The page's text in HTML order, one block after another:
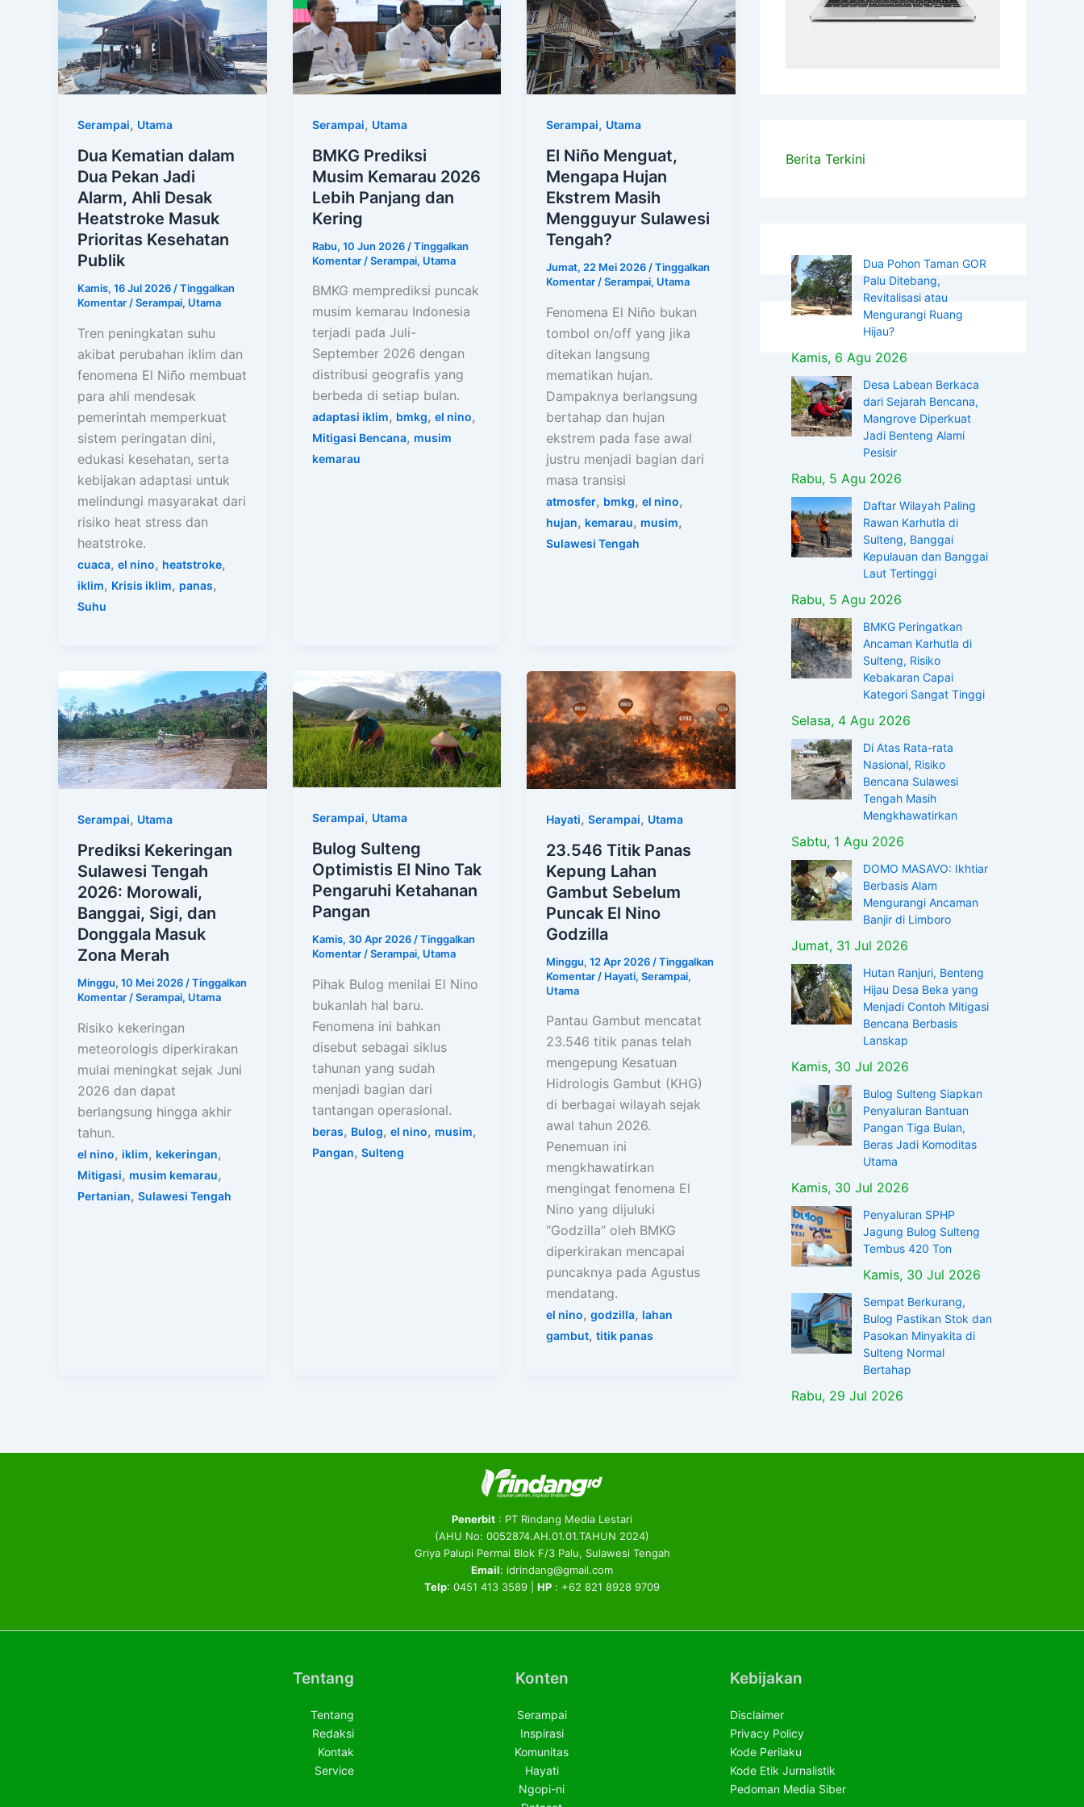
Serampai, Utama
Dua Kematian dalam
Dua Pekan Jadi
Alarm, Ahli Desak
Heatstroke Masuk
Prioritas Kesehatan
Publik
Kamis, 16 Jul 2026 /Tinggalkan
Komentar /Serampai, Utama
Tren peningkatan suhu
akibat perubahan iklim dan
fenomena El Niño membuat
para ahli mendesak
pemerintah memperkuat
sistem peringatan dini,
edukasi kesehatan, serta
kebijakan adaptasi untuk
melindungi masyarakat dari
risiko heat stress dan
heatstroke.
cuaca, el nino, heatstroke,
iklim, Krisis iklim, panas,
Suhu
Serampai, Utama
BMKG Prediksi
Musim Kemarau 2026
Lebih Panjang dan
Kering
Rabu, 10 Jun 2026 /Tinggalkan
Komentar /Serampai, Utama
BMKG memprediksi puncak
musim kemarau Indonesia
terjadi pada Juli-
September 2026 dengan
distribusi geografis yang
berbeda di setiap bulan.
adaptasi iklim, bmkg, el nino,
Mitigasi Bencana, musim
kemarau
Serampai, Utama
El Niño Menguat,
Mengapa Hujan
Ekstrem Masih
Mengguyur Sulawesi
Tengah?
Jumat, 22 Mei 2026 /Tinggalkan
Komentar /Serampai, Utama
Fenomena El Niño bukan
tombol on/off yang jika
ditekan langsung
mematikan hujan.
Dampaknya berlangsung
bertahap dan hujan
ekstrem pada fase awal
justru menjadi bagian dari
masa transisi
atmosfer, bmkg,el nino,
hujan, kemarau, musim,
Sulawesi Tengah
Serampai, Utama
Prediksi Kekeringan
Sulawesi Tengah
2026: Morowali,
Banggai, Sigi, dan
Donggala Masuk
Zona Merah
Minggu, 10 Mei 2026 /Tinggalkan
Komentar /Serampai, Utama
Risiko kekeringan
meteorologis diperkirakan
mulai meningkat sejak Juni
2026 dan dapat
berlangsung hingga akhir
tahun.
el nino, iklim, kekeringan,
Mitigasi, musim kemarau,
Pertanian, Sulawesi Tengah
Serampai, Utama
Bulog Sulteng
Optimistis El Nino Tak
Pengaruhi Ketahanan
Pangan
Kamis, 30 Apr 2026 /Tinggalkan
Komentar /Serampai, Utama
Pihak Bulog menilai El Nino
bukanlah hal baru.
Fenomena ini bahkan
disebut sebagai siklus
tahunan yang sudah
menjadi bagian dari
tantangan operasional.
beras, Bulog, el nino, musim,
Pangan, Sulteng
Hayati,Serampai, Utama
23.546 Titik Panas
Kepung Lahan
Gambut Sebelum
Puncak El Nino
Godzilla
Minggu, 12 Apr 2026 /Tinggalkan
Komentar / Hayati,Serampai,
Utama
Pantau Gambut mencatat
23.546 titik panas telah
mengepung Kesatuan
Hidrologis Gambut (KHG)
di berbagai wilayah sejak
awal tahun 2026.
Penemuan ini
mengkhawatirkan
mengingat fenomena El
Nino yang dijuluki
“Godzilla” oleh BMKG
diperkirakan mencapai
puncaknya pada Agustus
mendatang.
el nino,godzilla, lahan
gambut,titik panas
Berita Terkini
Dua Pohon Taman GOR
Palu Ditebang,
Revitalisasi atau
Mengurangi Ruang
Hijau?
Kamis, 6 Agu 2026
Desa Labean Berkaca
dari Sejarah Bencana,
Mangrove Diperkuat
Jadi Benteng Alami
Pesisir
Rabu, 5 Agu 2026
Daftar Wilayah Paling
Rawan Karhutla di
Sulteng, Banggai
Kepulauan dan Banggai
Laut Tertinggi
Rabu, 5 Agu 2026
BMKG Peringatkan
Ancaman Karhutla di
Sulteng, Risiko
Kebakaran Capai
Kategori Sangat Tinggi
Selasa, 4 Agu 2026
Di Atas Rata-rata
Nasional, Risiko
Bencana Sulawesi
Tengah Masih
Mengkhawatirkan
Sabtu, 1 Agu 2026
DOMO MASAVO: Ikhtiar
Berbasis Alam
Mengurangi Ancaman
Banjir di Limboro
Jumat, 31 Jul 2026
Hutan Ranjuri, Benteng
Hijau Desa Beka yang
Menjadi Contoh Mitigasi
Bencana Berbasis
Lanskap
Kamis, 30 Jul 2026
Bulog Sulteng Siapkan
Penyaluran Bantuan
Pangan Tiga Bulan,
Beras Jadi Komoditas
Utama
Kamis, 30 Jul 2026
Penyaluran SPHP
Jagung Bulog Sulteng
Tembus 420 Ton
Kamis, 30 Jul 2026
Sempat Berkurang,
Bulog Pastikan Stok dan
Pasokan Minyakita di
Sulteng Normal
Bertahap
Rabu, 29 Jul 2026
Penerbit : PT Rindang Media Lestari
(AHU No: 0052874.AH.01.01.TAHUN 2024)
Griya Palupi Permai Blok F/3 Palu, Sulawesi Tengah
Email: idrindang@gmail.com
Telp: 0451 413 3589 | HP : +62 821 8928 9709
Tentang
Tentang
Redaksi
Kontak
Service
Konten
Serampai
Inspirasi
Komunitas
Hayati
Ngopi-ni
Kebijakan
Disclaimer
Privacy Policy
Kode Perilaku
Kode Etik Jurnalistik
Pedoman Media Siber